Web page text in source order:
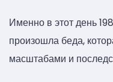
Именно в этот день
произошла беда,
масштабами и